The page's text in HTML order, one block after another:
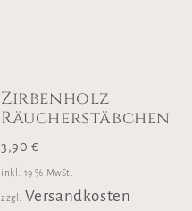
Zirbenholz
Räucherstäbchen
3,90 €
inkl. 19 % MwSt.
zzgl. Versandkosten